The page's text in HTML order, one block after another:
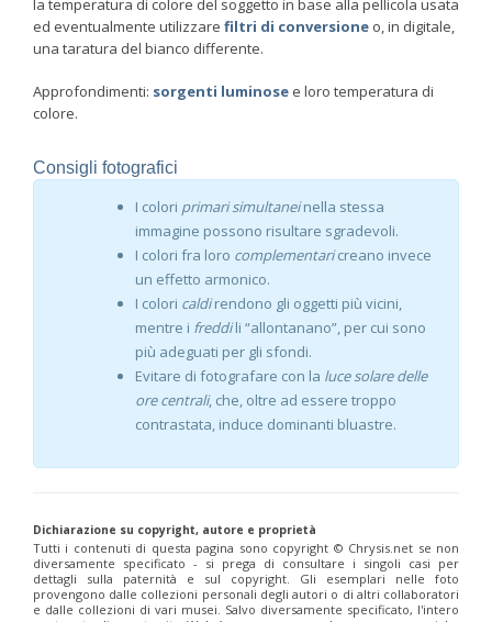
la temperatura di colore del soggetto in base alla pellicola usata
ed eventualmente utilizzare filtri di conversione o, in digitale,
una taratura del bianco differente.
Approfondimenti: sorgenti luminose e loro temperatura di
colore.
Consigli fotografici
I colori primari simultaneinella stessa
immagine possono risultare sgradevoli.
I colori fra loro complementaricreano invece
un effetto armonico.
I colori caldirendono gli oggetti più vicini,
mentre i freddili “allontanano”, per cui sono
più adeguati per gli sfondi.
Evitare di fotografare con la luce solare delle
ore centrali, che, oltre ad essere troppo
contrastata, induce dominanti bluastre.
Dichiarazione su copyright, autore e proprietà
Tutti i contenuti di questa pagina sono copyright ©️ Chrysis.net se non
diversamente specificato - si prega di consultare i singoli casi per
dettagli sulla paternità e sul copyright. Gli esemplari nelle foto
provengono dalle collezioni personali degli autori o di altri collaboratori
e dalle collezioni di vari musei. Salvo diversamente specificato, l'intero